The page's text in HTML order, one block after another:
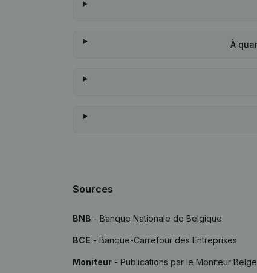
À
Sources
BNB - Banque Nationale de Belgique
BCE - Banque-Carrefour des Entreprises
Moniteur - Publications par le Moniteur Belge